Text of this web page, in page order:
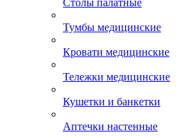
Столы палатные
Тумбы медицинские
Кровати медицинские
Тележки медицинские
Кушетки и банкетки
Аптечки настенные